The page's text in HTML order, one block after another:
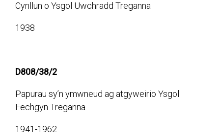
Cynllun o Ysgol Uwchradd Treganna
1938
D808/38/2
Papurau sy’n ymwneud ag atgyweirio Ysgol
Fechgyn Treganna
1941-1962